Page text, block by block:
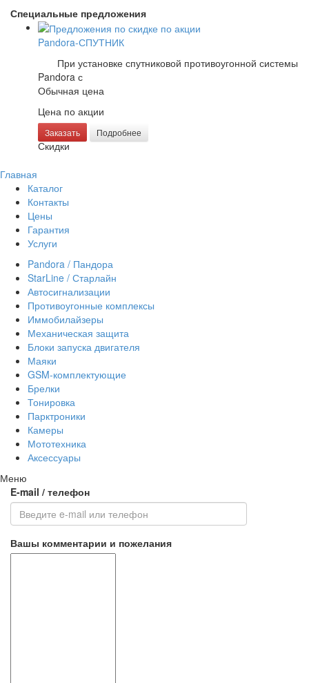
Специальные предложения
Pandora-СПУТНИК
При установке спутниковой противоугонной системы
Pandora с
Обычная цена
Цена по акции
Заказать Подробнее
Скидки
Главная
Каталог
Контакты
Цены
Гарантия
Услуги
Pandora / Пандора
StarLine / Старлайн
Автосигнализации
Противоугонные комплексы
Иммобилайзеры
Механическая защита
Блоки запуска двигателя
Маяки
GSM-комплектующие
Брелки
Тонировка
Парктроники
Камеры
Мототехника
Аксессуары
Меню
E-mail / телефон
Вашы комментарии и пожелания